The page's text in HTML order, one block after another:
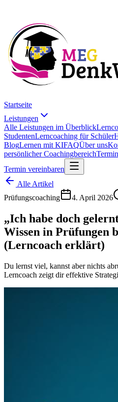
Startseite
Leistungen
Alle Leistungen im Überblick
StudentenLerncoaching für Schüler
BlogLernen mit KIFAQÜber uns
persönlicher Coachingbereich
Termin vereinbaren
Alle Artikel
Prüfungscoaching
4. April 2026
„Ich habe doch
Wissen in Prüfungen
(Lerncoach erklärt)
Du lernst viel, kannst aber nichts
Lerncoach zeigt dir effektive